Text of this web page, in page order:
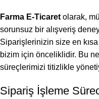
Farma E-Ticaret olarak,
sorunsuz bir alışveriş
Siparişlerinizin size en
bizim için önceliklidir. Bu
süreçlerimizi titizlikle
Sipariş İşleme